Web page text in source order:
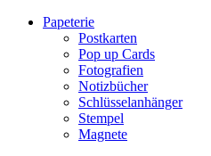
Papeterie
Postkarten
Pop up Cards
Fotografien
Notizbücher
Schlüsselanhänger
Stempel
Magnete